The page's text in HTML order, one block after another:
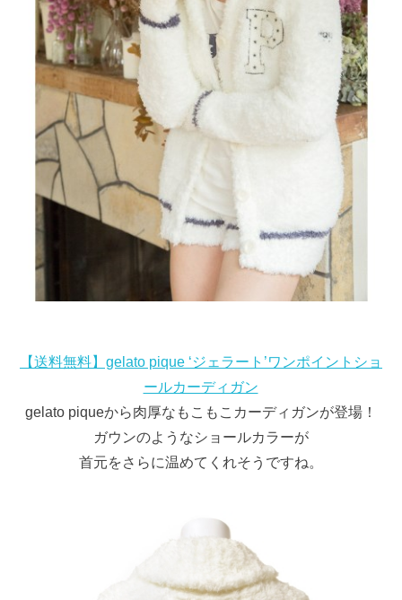
【送料無料】gelato pique ‘ジェラート’ワンポイントショ
ールカーディガン
gelato piqueから肉厚なもこもこカーディガンが登場！
ガウンのようなショールカラーが
首元をさらに温めてくれそうですね。